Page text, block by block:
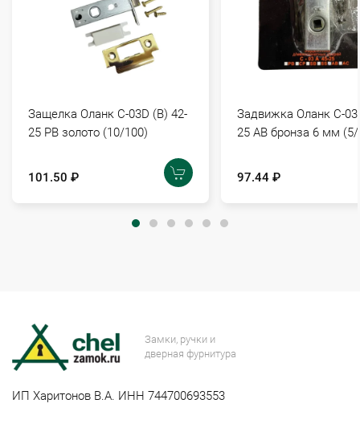
Защелка Оланк C-03D (B) 42-
25 РВ золото (10/100)
101.50 ₽
Задвижка Оланк С-
25 АВ бронза 6 мм (5/
97.44 ₽
Замки, ручки и
дверная фурнитура
ИП Харитонов В.А. ИНН 744700693553